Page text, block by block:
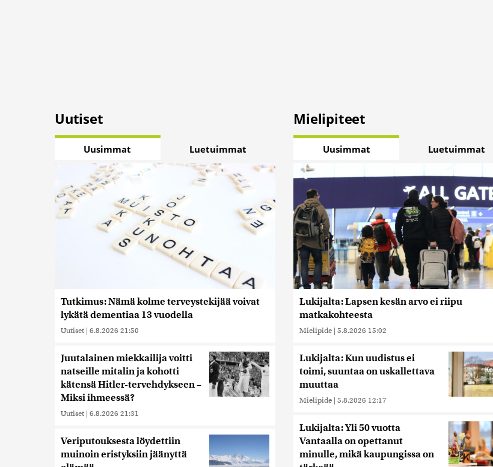
Uutiset
Uusimmat Luetuimmat
Tutkimus: Nämä kolme terveystekijää voivat
lykätä dementiaa 13 vuodella
Uutiset | 6.8.2026 21:50
Juutalainen miekkailija voitti
natseille mitalin ja kohotti
kätensä Hitler-tervehdykseen –
Miksi ihmeessä?
Uutiset | 6.8.2026 21:31
Veriputouksesta löydettiin
muinoin eristyksiin jäänyttä
Mielipiteet
Uusimmat Luetuimmat
Lukijalta: Lapsen kesän arvo ei riipu
matkakohteesta
Mielipide | 5.8.2026 15:02
Lukijalta: Kun uudistus ei
toimi, suuntaa on uskallettava
muuttaa
Mielipide | 5.8.2026 12:17
Lukijalta: Yli 50 vuotta
Vantaalla on opettanut
minulle, mikä kaupungissa on